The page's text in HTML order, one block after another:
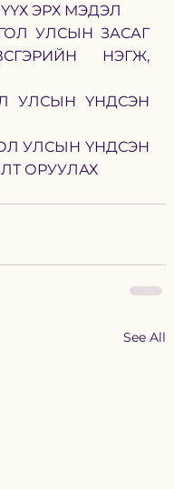
ЭРХ МЭДЭЛ
УЛСЫН ЗАСАГ
НЭГЖ,
УЛСЫН ҮНДСЭН
УЛСЫН ҮНДСЭН
ОРУУЛАХ
See All